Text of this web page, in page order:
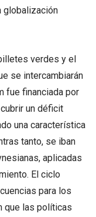
globalización
verdes y el
se intercambiarán
fue financiada por
un déficit
una característica
tanto, se iban
aplicadas
El ciclo
para los
que las políticas